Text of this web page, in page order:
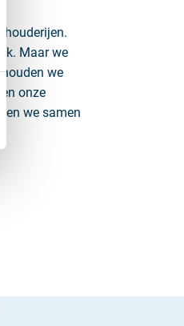
Maar we
we
onze
we samen